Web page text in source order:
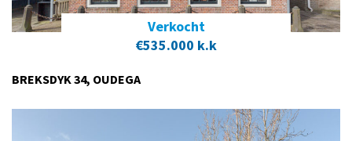
Verkocht
€535.000 k.k
BREKSDYK 34, OUDEGA